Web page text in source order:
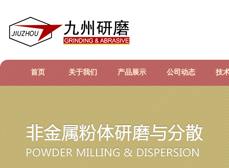
首页 关于我们 产品展示 公司动态 技